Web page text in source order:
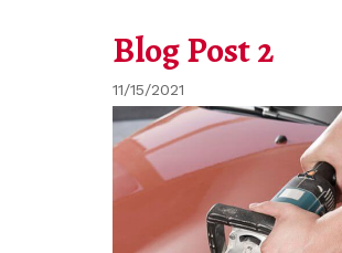
Blog Post 2
11/15/2021